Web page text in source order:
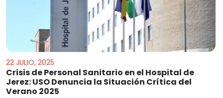
22 JULIO, 2025
Crisis de Personal Sanitario en el Hospital de
Jerez: USO Denuncia la Situación Crítica del
Verano 2025